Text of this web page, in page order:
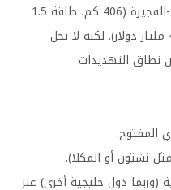
منذ عقود. أنشأت الإمارات خط حبشان-الفجيرة (406 كم، طاقة 1.5
مليون برميل يومياً، تكلفة نحو 3.3-4.2 مليار دولار). لكنه لا يحل
نطاق التهديدات
المفتوح.
نشتون أو المكلا).
دول خليجية أخرى) عبر